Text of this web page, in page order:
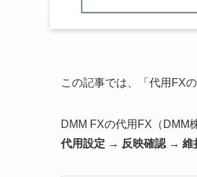
この記事では、「代用FX
DMM FXの代用FX（DMM
代用設定 → 反映確認 → 維